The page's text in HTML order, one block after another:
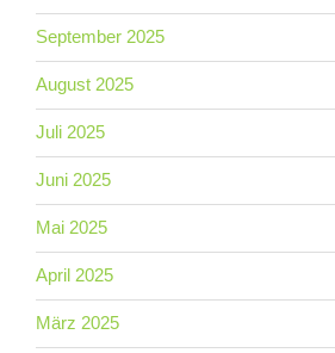
September 2025
August 2025
Juli 2025
Juni 2025
Mai 2025
April 2025
März 2025